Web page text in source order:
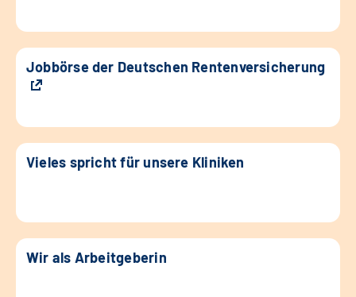
Jobbörse der Deutschen Rentenversicherung
Vieles spricht für unsere Kliniken
Wir als Arbeitgeberin